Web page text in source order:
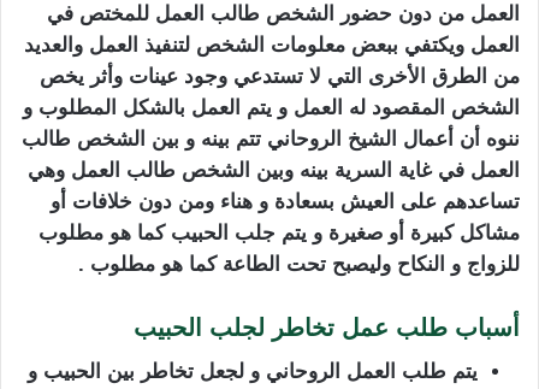
العمل من دون حضور الشخص طالب العمل للمختص في
العمل ويكتفي ببعض معلومات الشخص لتنفيذ العمل والعديد
من الطرق الأخرى التي لا تستدعي وجود عينات وأثر يخص
الشخص المقصود له العمل و يتم العمل بالشكل المطلوب و
ننوه أن أعمال الشيخ الروحاني تتم بينه و بين الشخص طالب
العمل في غاية السرية بينه وبين الشخص طالب العمل وهي
تساعدهم على العيش بسعادة و هناء ومن دون خلافات أو
مشاكل كبيرة أو صغيرة و يتم جلب الحبيب كما هو مطلوب
للزواج و النكاح وليصبح تحت الطاعة كما هو مطلوب .
أسباب طلب عمل تخاطر لجلب الحبيب
يتم طلب العمل الروحاني و لجعل تخاطر بين الحبيب و